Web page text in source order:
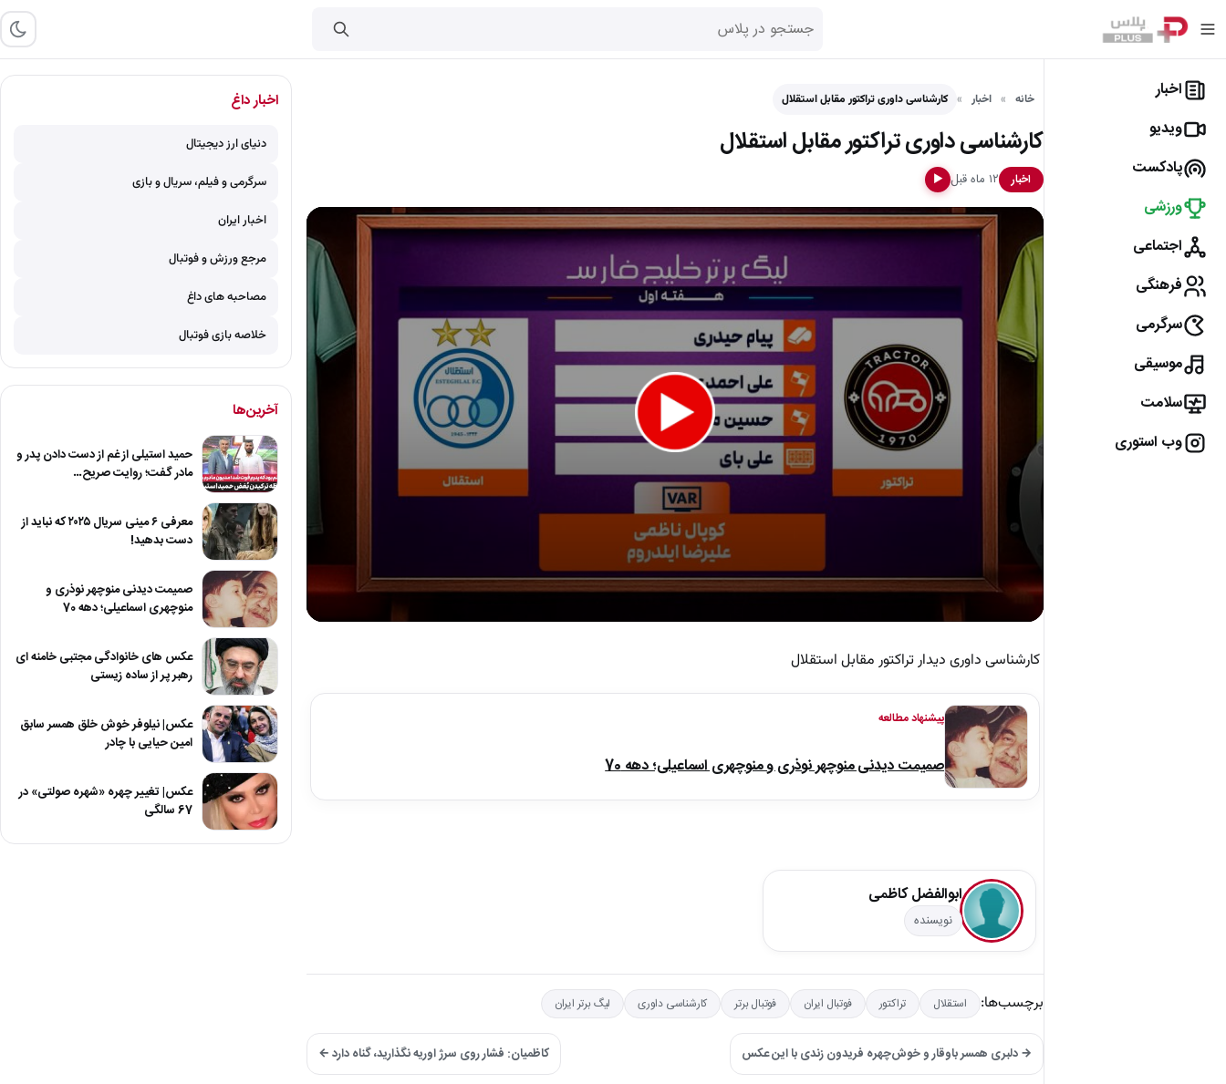
اخبار
ویدیو
پادکست
ورزشی
اجتماعی
فرهنگی
سرگرمی
موسیقی
سلامت
وب استوری
خانه اخبار کارشناسی داوری تراکتور مقابل استقلال
کارشناسی داوری تراکتور مقابل استقلال
اخبار ۱۲ ماه قبل ▶
32
کارشناسی داوری دیدار تراکتور مقابل استقلال
پیشنهاد مطالعه
صمیمت دیدنی منوچهر نوذری و منوچهری اسماعیلی؛ دهه 70
ابوالفضل کاظمی
نویسنده
برچسب‌ها: استقلال تراکتور فوتبال ایران فوتبال برتر کارشناسی داوری لیگ برتر ایران
→ دلبری همسر باوقار و خوش‌چهره فریدون زندی با این عکس کاظمیان: فشار روی سرژ اوریه نگذارید، گناه دارد ←
اخبار داغ
دنیای ارز دیجیتال
سرگرمی و فیلم، سریال و بازی
اخبار ایران
مرجع ورزش و فوتبال
مصاحبه های داغ
خلاصه بازی فوتبال
آخرین‌ها
حمید استیلی از غم از دست دادن پدر و
مادر گفت؛ روایت صریح…
معرفی ۶ مینی سریال ۲۰۲۵ که نباید از
دست بدهید!
صمیمت دیدنی منوچهر نوذری و
منوچهری اسماعیلی؛ دهه 70
عکس های خانوادگی مجتبی خامنه ای
رهبر پر از ساده زیستی
عکس| نیلوفر خوش خلق همسر سابق
امین حیایی با چادر
عکس| تغییر چهره «شهره صولتی» در
67 سالگی